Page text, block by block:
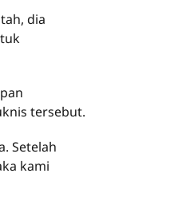
dia
tersebut.
Setelah
kami